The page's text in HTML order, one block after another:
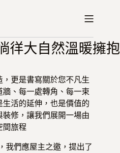
徉大自然溫暖擁抱
更是書寫關於您不凡生
、每一處轉角、每一束
活的延伸，也是價值的
修，讓我們展開一場由
間旅程
我們應屋主之邀，提出了